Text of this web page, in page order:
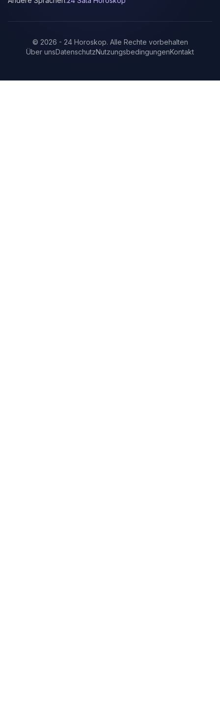
© 2026 - 24 Horoskop. Alle Rechte vorbehalten
Über unsDatenschutzNutzungsbedingungenKontakt